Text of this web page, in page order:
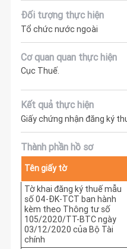
Đối tượng thực hiện
Tổ chức nước ngoài
Cơ quan quan thực hiện
Cục Thuế.
Kết quả thực hiện
Giấy chứng nhận đăng ký
Thành phần hồ sơ
Tên giấy tờ
Tờ khai đăng ký thuế mẫu
số 04-ĐK-TCT ban hành
kèm theo Thông tư số
105/2020/TT-BTC ngày
03/12/2020 của Bộ Tài
chính